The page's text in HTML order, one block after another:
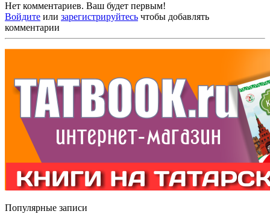
Нет комментариев. Ваш будет первым!
Войдите или зарегистрируйтесь чтобы добавлять
комментарии
Популярные записи